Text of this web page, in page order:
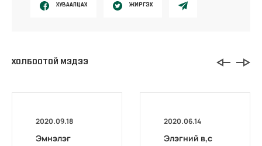
ХУВААЛЦАХ ЖИРГЭХ
ХОЛБООТОЙ МЭДЭЭ
2020.09.18
Эмнэлэг
2020.06.14
Элэгний в,с